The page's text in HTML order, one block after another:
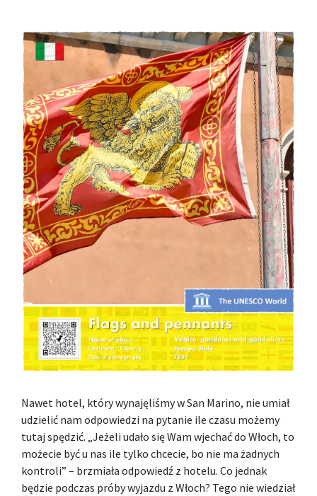
Nawet hotel, który wynajęliśmy w San Marino, nie umiał
udzielić nam odpowiedzi na pytanie ile czasu możemy
tutaj spędzić. „Jeżeli udało się Wam wjechać do Włoch, to
możecie być u nas ile tylko chcecie, bo nie ma żadnych
kontroli” – brzmiała odpowiedź z hotelu. Co jednak
będzie podczas próby wyjazdu z Włoch? Tego nie wiedział